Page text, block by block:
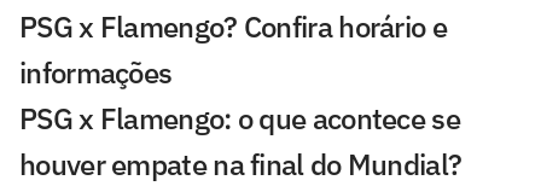
PSG x Flamengo? Confira horário e
informações
PSG x Flamengo: o que acontece se
houver empate na final do Mundial?